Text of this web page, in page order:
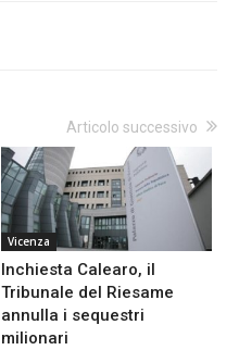
Articolo successivo
Vicenza
Inchiesta Calearo, il
Tribunale del Riesame
annulla i sequestri
milionari